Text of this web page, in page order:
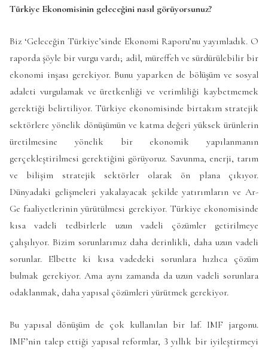
Türkiye Ekonomisinin geleceğini nasıl görüyorsunuz?
Biz ‘Geleceğin Türkiye’sinde Ekonomi Raporu’nu yayımladık. O
raporda şöyle bir vurgu vardı; adil, müreffeh ve sürdürülebilir bir
ekonomi inşası gerekiyor. Bunu yaparken de bölüşüm ve sosyal
adaleti vurgulamak ve üretkenliği ve verimliliği kaybetmemek
gerektiği belirtiliyor. Türkiye ekonomisinde birtakım stratejik
sektörlere yönelik dönüşümün ve katma değeri yüksek ürünlerin
üretilmesine yönelik bir ekonomik yapılanmanın
gerçekleştirilmesi gerektiğini görüyoruz. Savunma, enerji, tarım
ve bilişim stratejik sektörler olarak ön plana çıkıyor.
Dünyadaki gelişmeleri yakalayacak şekilde yatırımların ve Ar-
Ge faaliyetlerinin yürütülmesi gerekiyor. Türkiye ekonomisinde
kısa vadeli tedbirlerle uzun vadeli çözümler getirilmeye
çalışılıyor. Bizim sorunlarımız daha derinlikli, daha uzun vadeli
sorunlar. Elbette ki kısa vadedeki sorunlara hızlıca çözüm
bulmak gerekiyor. Ama aynı zamanda da uzun vadeli sorunlara
odaklanmak, daha yapısal çözümleri yürütmek gerekiyor.
Bu yapısal dönüşüm de çok kullanılan bir laf. IMF jargonu.
IMF’nin talep ettiği yapısal reformlar, 3 yıllık bir iyileştirmeyi